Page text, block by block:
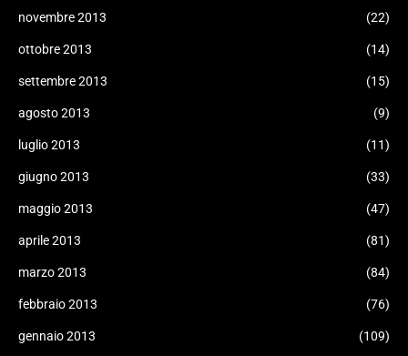
novembre 2013 (22)
ottobre 2013 (14)
settembre 2013 (15)
agosto 2013 (9)
luglio 2013 (11)
giugno 2013 (33)
maggio 2013 (47)
aprile 2013 (81)
marzo 2013 (84)
febbraio 2013 (76)
gennaio 2013 (109)